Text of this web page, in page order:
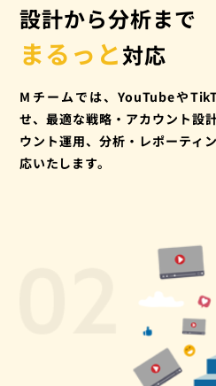
設計から分析まで
まるっと対応
Mチームでは、YouTubeや
せ、最適な戦略・アカウント設
ウント運用、分析・レポーティ
応いたします。